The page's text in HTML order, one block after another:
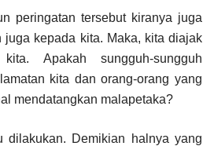
peringatan tersebut kiranya juga
juga kepada kita. Maka, kita diajak
Apakah sungguh-sungguh
kita dan orang-orang yang
mendatangkan malapetaka?
Demikian halnya yang